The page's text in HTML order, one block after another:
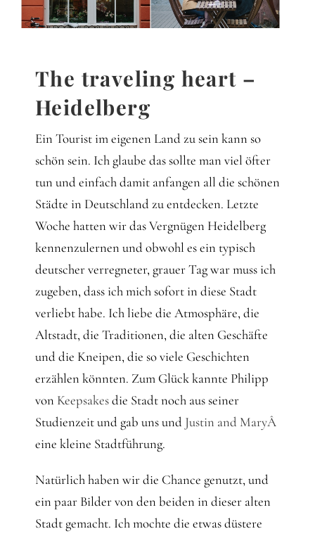
The traveling heart –
Heidelberg
Ein Tourist im eigenen Land zu sein kann so
schön sein. Ich glaube das sollte man viel öfter
tun und einfach damit anfangen all die schönen
Städte in Deutschland zu entdecken. Letzte
Woche hatten wir das Vergnügen Heidelberg
kennenzulernen und obwohl es ein typisch
deutscher verregneter, grauer Tag war muss ich
zugeben, dass ich mich sofort in diese Stadt
verliebt habe. Ich liebe die Atmosphäre, die
Altstadt, die Traditionen, die alten Geschäfte
und die Kneipen, die so viele Geschichten
erzählen könnten. Zum Glück kannte Philipp
von Keepsakesdie Stadt noch aus seiner
Studienzeit und gab uns und Justin and MaryÂ
eine kleine Stadtführung.
Natürlich haben wir die Chance genutzt, und
ein paar Bilder von den beiden in dieser alten
Stadt gemacht. Ich mochte die etwas düstere